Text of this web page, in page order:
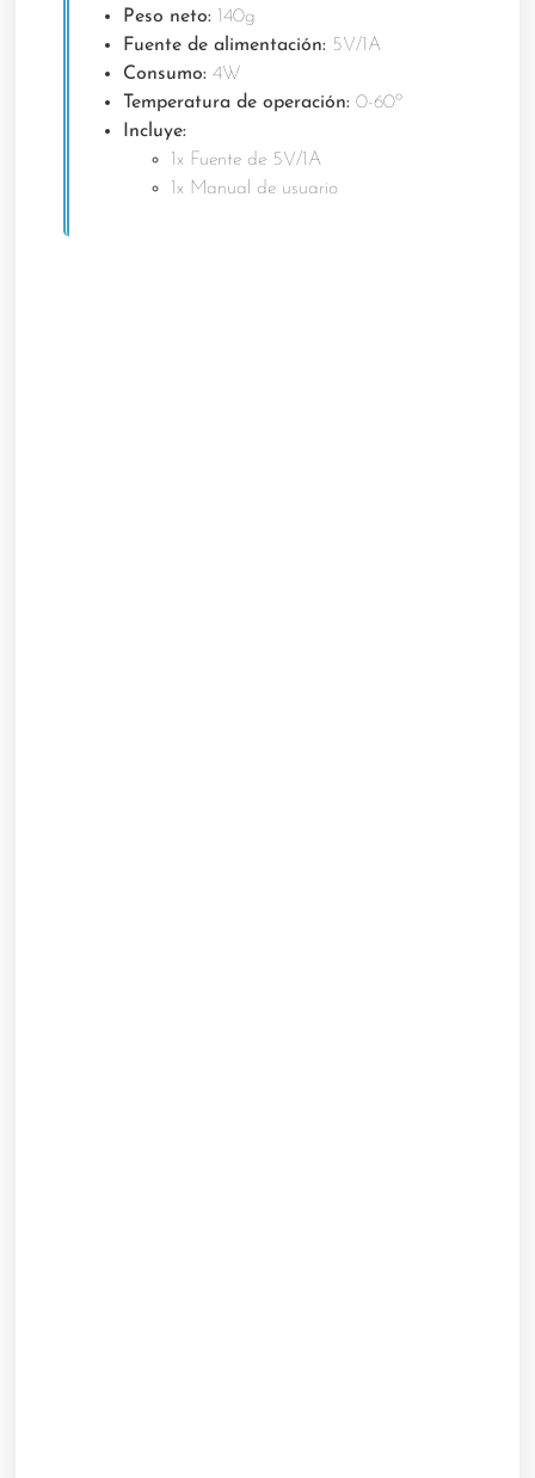
Peso neto: 140g
Fuente de alimentación: 5V/1A
Consumo:4W
Temperatura de operación: 0-60º
Incluye:
1x Fuente de 5V/1A
1x Manual de usuario